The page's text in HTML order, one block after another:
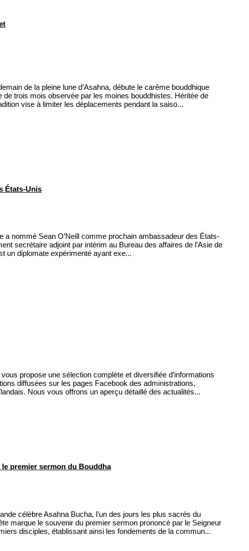
de la pleine lune d’Asahna, débute le carême bouddhique
de trois mois observée par les moines bouddhistes. Héritée de
vise à limiter les déplacements pendant la saiso...
États-Unis
a nommé Sean O’Neill comme prochain ambassadeur des États-
secrétaire adjoint par intérim au Bureau des affaires de l’Asie de
un diplomate expérimenté ayant exe...
propose une sélection complète et diversifiée d’informations
diffusées sur les pages Facebook des administrations,
Nous vous offrons un aperçu détaillé des actualités...
le premier sermon du Bouddha
célèbre Asahna Bucha, l’un des jours les plus sacrés du
marque le souvenir du premier sermon prononcé par le Seigneur
disciples, établissant ainsi les fondements de la commun...